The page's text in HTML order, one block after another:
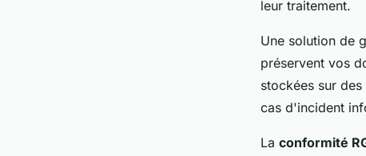
leur traitement.
Une solution de
préservent vos
stockées sur
cas d'incident
La conformité